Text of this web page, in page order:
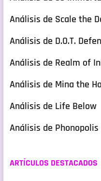
Análisis de Scale the
Análisis de D.O.T.
Análisis de Realm of
Análisis de Mina the
Análisis de Life Below
Análisis de Phonopolis
ARTÍCULOS DESTACADOS